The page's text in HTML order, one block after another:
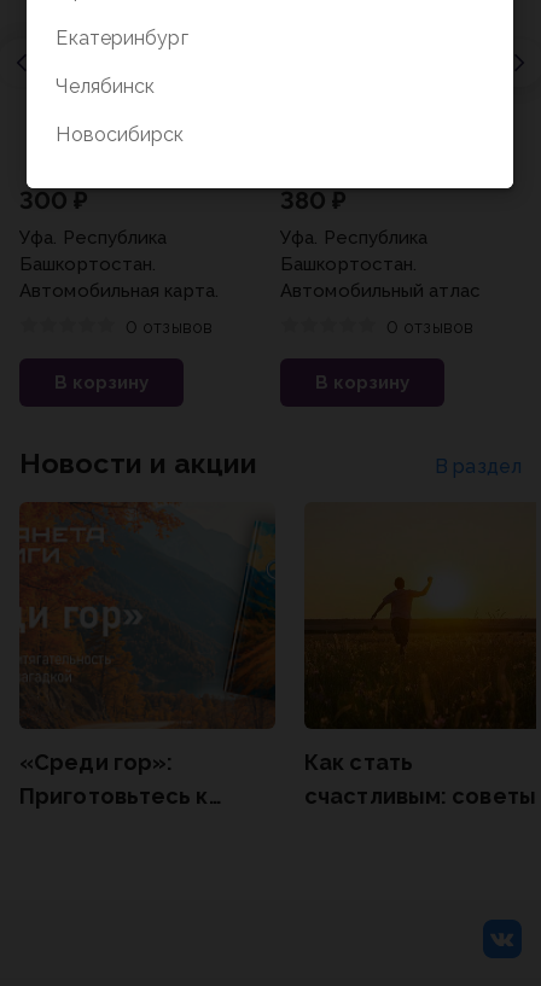
300 ₽
Уфа. Республика
Башкортостан.
Автомобильная карта.
0 отзывов
В корзину
380 ₽
Уфа. Республика
Башкортостан.
Автомобильный атлас
0 отзывов
В корзину
Новости и акции В раздел
«Среди гор»:
Приготовьтесь к
Как стать
счастливым: советы
Екатеринбург
Челябинск
Новосибирск